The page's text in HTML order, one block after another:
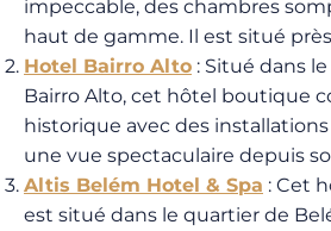
impeccable, des chambres
haut de gamme. Il est situé
Hotel Bairro Alto : Situé dans
Bairro Alto, cet hôtel boutique
historique avec des
une vue spectaculaire depuis
Altis Belém Hotel & Spa : Cet
est situé dans le quartier de